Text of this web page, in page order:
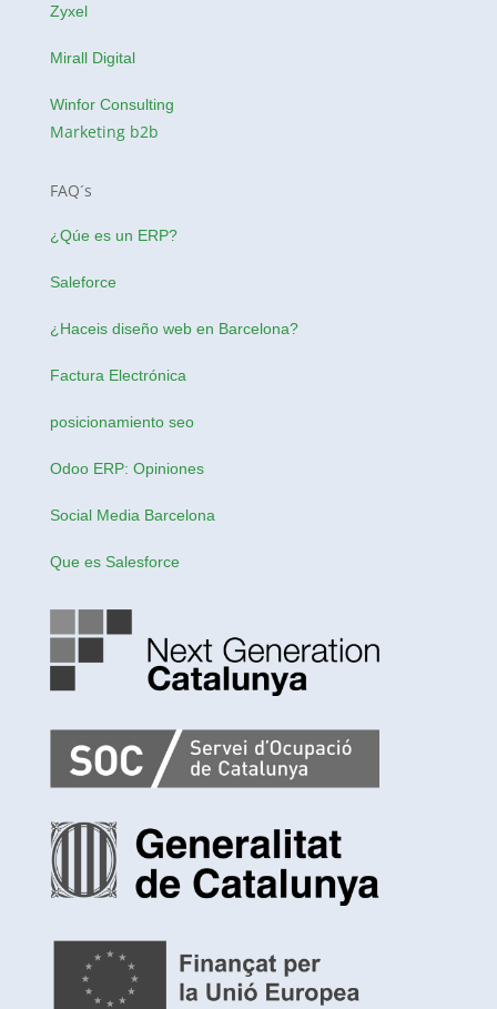
Zyxel
Mirall Digital
Winfor Consulting
Marketing b2b
FAQ´s
¿Qúe es un ERP?
Saleforce
¿Haceis diseño web en Barcelona?
Factura Electrónica
posicionamiento seo
Odoo ERP: Opiniones
Social Media Barcelona
Que es Salesforce